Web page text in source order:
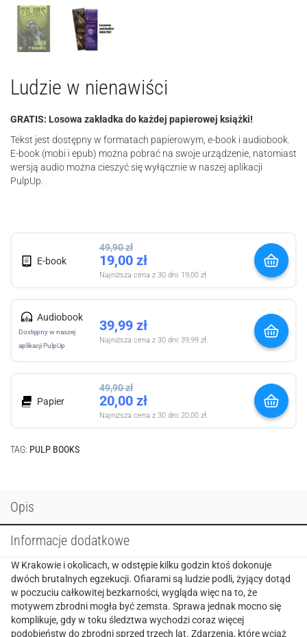
Ludzie w nienawiści
GRATIS: Losowa zakładka do każdej papierowej książki!
Tekst jest dostępny w formatach papierowym, e-book i audiobook.
E-book (mobi i epub) można pobrać na swoje urządzenie, natomiast
wersją audio można cieszyć się wyłącznie w naszej aplikacji
PulpUp.
E-book
49,90zł
19,00 zł
Najniższa cena z 30 dni: 19,00 zł.
Audiobook
Dostępny w naszej
aplikacji PulpUp
39,99 zł
Najniższa cena z 30 dni: 39,99 zł.
Papier
49,90zł
20,00 zł
Najniższa cena z 30 dni: 20,00 zł.
TAG: PULP BOOKS
Opis
Informacje dodatkowe
W Krakowie i okolicach, w odstępie kilku godzin ktoś dokonuje
dwóch brutalnych egzekucji. Ofiarami są ludzie podli, żyjący dotąd
w poczuciu całkowitej bezkarności, wygląda więc na to, że
motywem zbrodni mogła być zemsta. Sprawa jednak mocno się
komplikuje, gdy w toku śledztwa wychodzi coraz więcej
podobieństw do zbrodni sprzed trzech lat. Zdarzenia, które wciąż